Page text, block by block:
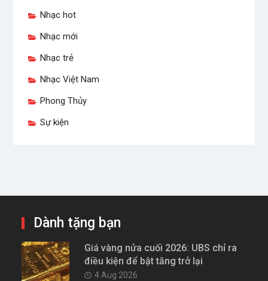
Nhạc hot
Nhạc mới
Nhạc trẻ
Nhạc Việt Nam
Phong Thủy
Sự kiện
Dành tặng bạn
Giá vàng nửa cuối 2026: UBS chỉ ra
điều kiện để bật tăng trở lại
4 Aug 2026